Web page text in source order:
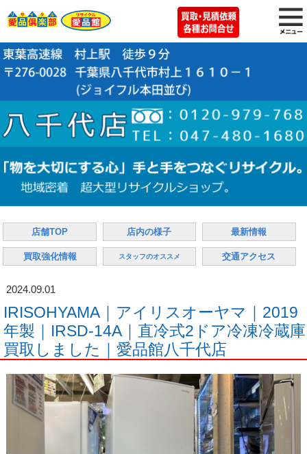
店舗TOP 店内の様子 最新情報
買取強化情報 スタッフのオススメ 交通アクセス
2024.09.01
IRISOHYAMA｜アイリスオーヤマ｜2019
年製｜IRSD-14A｜直冷式2ドア冷凍冷蔵庫
買取しました｜愛品館八千代店